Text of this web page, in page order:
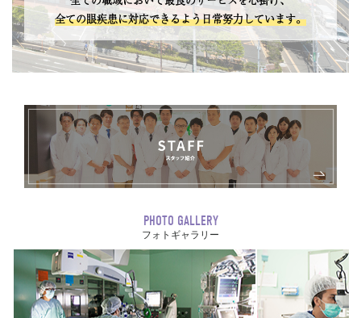
全ての眼疾患に対応できるよう日常努力しています。
PHOTO GALLERY
フォトギャラリー